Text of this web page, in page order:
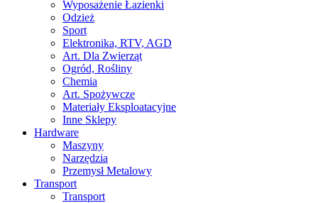
Wyposażenie Łazienki
Odzież
Sport
Elektronika, RTV, AGD
Art. Dla Zwierząt
Ogród, Rośliny
Chemia
Art. Spożywcze
Materiały Eksploatacyjne
Inne Sklepy
Hardware
Maszyny
Narzędzia
Przemysł Metalowy
Transport
Transport